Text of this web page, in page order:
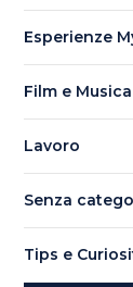
Esperienze
Film e Musica
Lavoro
Senza
Tips e